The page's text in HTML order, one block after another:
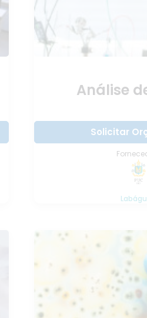
Análise
Solicitar